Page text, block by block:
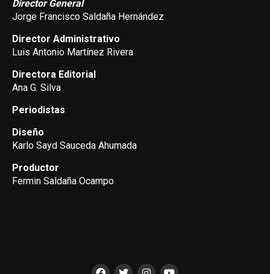
Director General
Jorge Francisco Saldaña Hernández
Director Administrativo
Luis Antonio Martínez Rivera
Directora Editorial
Ana G. Silva
Periodistas
Diseño
Karlo Sayd Sauceda Ahumada
Productor
Fermin Saldaña Ocampo